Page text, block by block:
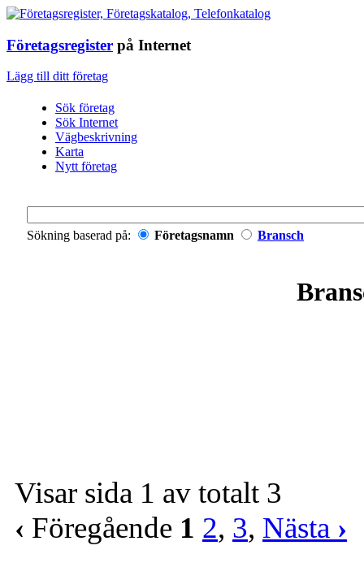
Företagsregister på Internet
Lägg till ditt företag
Sök företag
Sök Internet
Vägbeskrivning
Karta
Nytt företag
Sökning baserad på: Företagsnamn Bransch
Visar sida 1 av totalt 3
‹ Föregående 1 2, 3, Nästa ›